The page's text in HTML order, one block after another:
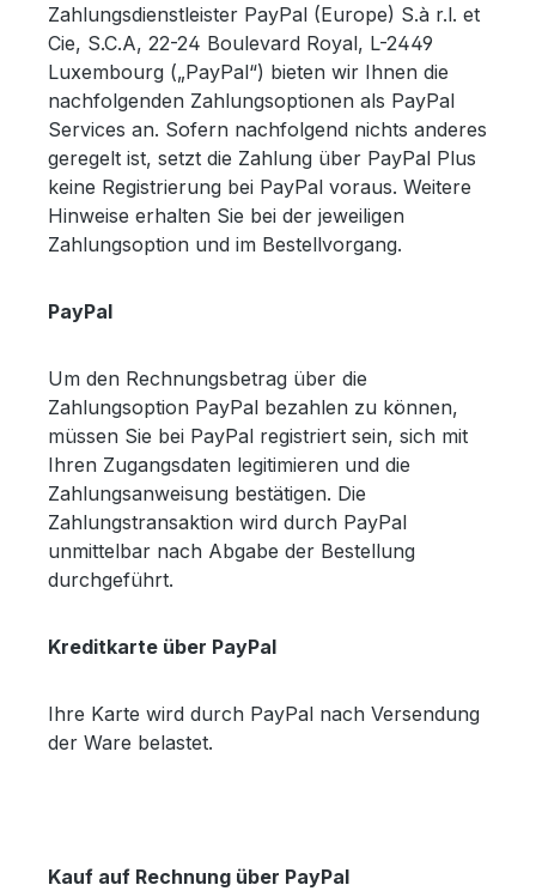
Zahlungsdienstleister PayPal (Europe) S.à r.l. et
Cie, S.C.A, 22-24 Boulevard Royal, L-2449
Luxembourg („PayPal“) bieten wir Ihnen die
nachfolgenden Zahlungsoptionen als PayPal
Services an. Sofern nachfolgend nichts anderes
geregelt ist, setzt die Zahlung über PayPal Plus
keine Registrierung bei PayPal voraus. Weitere
Hinweise erhalten Sie bei der jeweiligen
Zahlungsoption und im Bestellvorgang.
PayPal
Um den Rechnungsbetrag über die
Zahlungsoption PayPal bezahlen zu können,
müssen Sie bei PayPal registriert sein, sich mit
Ihren Zugangsdaten legitimieren und die
Zahlungsanweisung bestätigen. Die
Zahlungstransaktion wird durch PayPal
unmittelbar nach Abgabe der Bestellung
durchgeführt.
Kreditkarte über PayPal
Ihre Karte wird durch PayPal nach Versendung
der Ware belastet.
Kauf auf Rechnung über PayPal